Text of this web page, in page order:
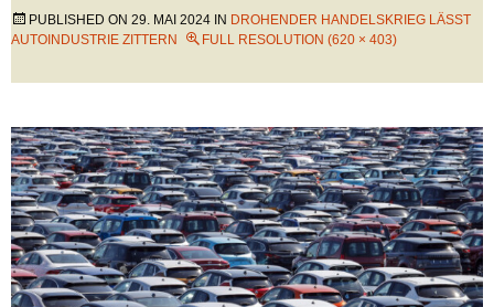
PUBLISHED ON 29. MAI 2024 IN DROHENDER HANDELSKRIEG LÄSST
AUTOINDUSTRIE ZITTERN
FULL RESOLUTION (620 × 403)